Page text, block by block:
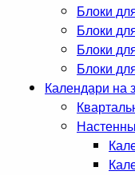
Блоки
Блоки
Блоки
Блоки
Календари на